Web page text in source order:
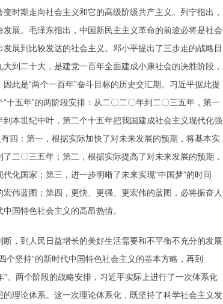
时期走向社会主义和它的高级阶级共产主义。列宁指出，
展。毛泽东指出，中国新民主主义革命的前途必将是社会
展到比较发达的社会主义。邓小平提出了三步走的战略目
到二十大，是建党一百年全面建成小康社会的决胜阶段，
此是“两个一百年”奋斗目标的历史交汇期。习近平据此提
十五年”的两阶段安排：从二〇二〇年到二〇三五年，第一
本世纪中叶，第二个十五年把我国建成社会主义现代化强
四：第一，根据实际加快了对未来发展的预期，将基本实
二〇三五年；第二，根据实际提高了对未来发展的预期，
化国家；第三，进一步明晰了未来实现“中国梦”的时间
伟蓝图；第四，更快、更强、更宏伟的蓝图，必将振奋人
国特色社会主义的高昂热情。
到人民日益增长的美好生活需要和不平衡不充分的发展
个坚持”的新时代中国特色社会主义的基本方略，再到
”、两个阶段的战略安排，习近平实际上进行了一次体系化
理论体系。这一次理论体系化，既坚持了科学社会主义发